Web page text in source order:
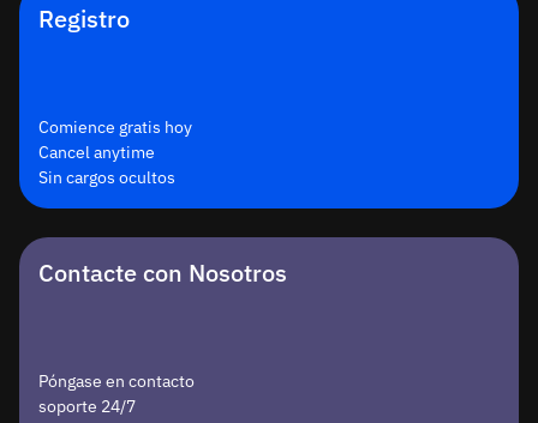
Registro
Comience gratis hoy
Cancel anytime
Sin cargos ocultos
Contacte con Nosotros
Póngase en contacto
soporte 24/7